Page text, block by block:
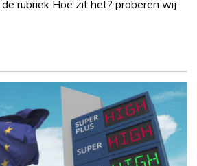
rubriek Hoe zit het? proberen wij